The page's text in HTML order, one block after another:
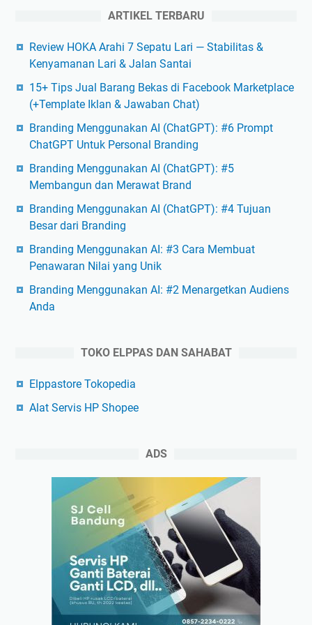
ARTIKEL TERBARU
Review HOKA Arahi 7 Sepatu Lari — Stabilitas &
Kenyamanan Lari & Jalan Santai
15+ Tips Jual Barang Bekas di Facebook Marketplace
(+Template Iklan & Jawaban Chat)
Branding Menggunakan AI (ChatGPT): #6 Prompt
ChatGPT Untuk Personal Branding
Branding Menggunakan AI (ChatGPT): #5
Membangun dan Merawat Brand
Branding Menggunakan AI (ChatGPT): #4 Tujuan
Besar dari Branding
Branding Menggunakan AI: #3 Cara Membuat
Penawaran Nilai yang Unik
Branding Menggunakan AI: #2 Menargetkan Audiens
Anda
TOKO ELPPAS DAN SAHABAT
Elppastore Tokopedia
Alat Servis HP Shopee
ADS